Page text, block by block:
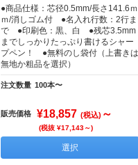
●商品仕様：芯径0.5mm/長さ141.6ｍ
ｍ/消しゴム付 ●名入れ行数：2行ま
で ●印刷色：黒、白 ●残芯3.5mm
までしっかりたっぷり書けるシャー
プペン！ ●無料のし袋付（上書きは
無地か粗品を選択）
注文数量 100本〜
販売価格 ¥18,857 (税込) ～
(税抜 ¥17,143～)
選択